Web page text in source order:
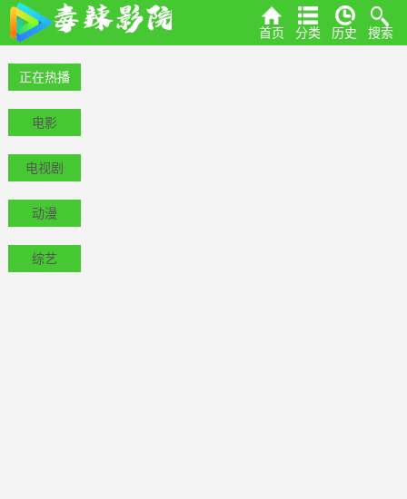
首页 分类 历史 搜索
正在热播
电影
电视剧
动漫
综艺